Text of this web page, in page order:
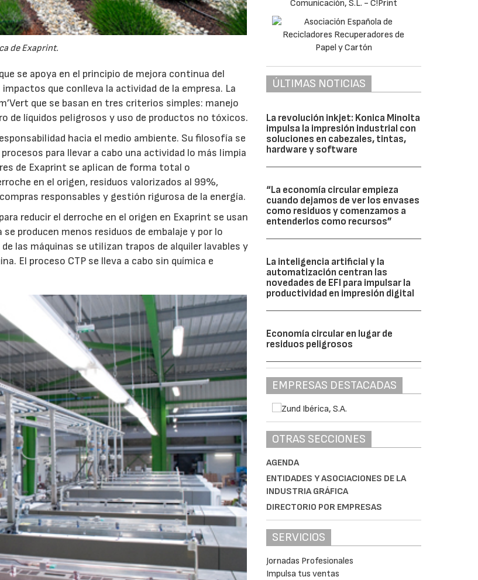
de Exaprint.
se apoya en el principio de mejora continua del
que conlleva la actividad de la empresa. La
que se basan en tres criterios simples: manejo
de líquidos peligrosos y uso de productos no tóxicos.
hacia el medio ambiente. Su filosofía se
para llevar a cabo una actividad lo más limpia
de Exaprint se aplican de forma total o
en el origen, residuos valorizados al 99%,
responsables y gestión rigurosa de la energía.
reducir el derroche en el origen en Exaprint se usan
producen menos residuos de embalaje y por lo
las máquinas se utilizan trapos de alquiler lavables y
El proceso CTP se lleva a cabo sin química e
ÚLTIMAS NOTICIAS
La revolución inkjet: Konica Minolta
impulsa la impresión industrial con
soluciones en cabezales, tintas,
hardware y software
“La economía circular empieza
cuando dejamos de ver los envases
como residuos y comenzamos a
entenderlos como recursos”
La inteligencia artificial y la
automatización centran las
novedades de EFI para impulsar la
productividad en impresión digital
Economía circular en lugar de
residuos peligrosos
EMPRESAS DESTACADAS
OTRAS SECCIONES
AGENDA
ENTIDADES Y ASOCIACIONES DE LA
INDUSTRIA GRÁFICA
DIRECTORIO POR EMPRESAS
SERVICIOS
Jornadas Profesionales
Impulsa tus ventas